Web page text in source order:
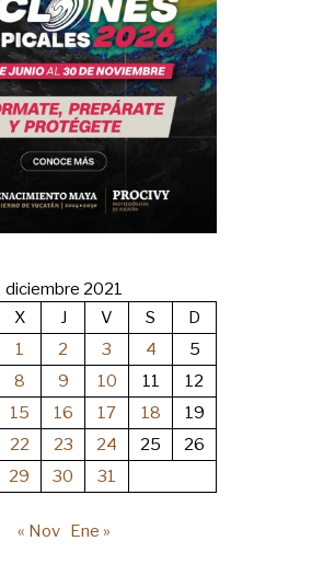
diciembre 2021
X J V S
D
1
2 3 4
5
8 9 10 11
12
15 16 17 18
19
22 23 24 25
26
29 30 31
« Nov Ene »